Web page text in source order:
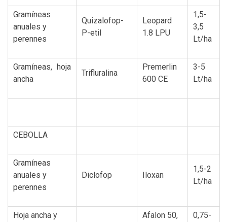
Gramíneas
anuales y
perennes
Quizalofop-
P-etil
Leopard
1.8 LPU
1,5-
3,5
Lt/ha
Gramíneas, hoja
ancha
Trifluralina
Premerlin
600 CE
3-5
Lt/ha
CEBOLLA
Gramíneas
anuales y
perennes
Diclofop Iloxan
1,5-2
Lt/ha
Hoja ancha y
Afalon 50,
0,75-